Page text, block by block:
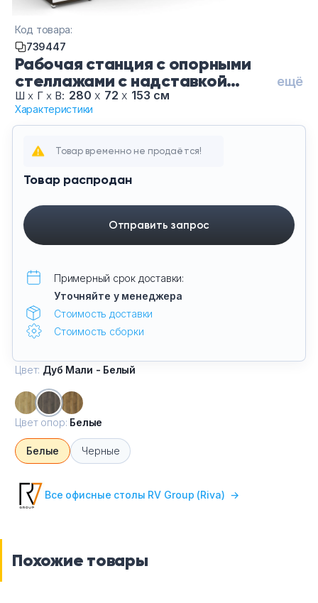
Рабочая станция с опорными
стеллажами с надставкой
высокой CN.ORS-213-Ду Мали
Белый-Бе, цвет Дуб Мали -
Белый, цвет опор Белые
ещё
Шх Г х В: 280 х 72 х 153 см
Характеристики
Код товара:
739447
Товар временно не продаётся!
Товар распродан
Отправить запрос
Примерный срок доставки:
Уточняйте у менеджера
Стоимость доставки
Стоимость сборки
Цвет: Дуб Мали - Белый
Цвет опор: Белые
Белые Черные
Все офисные столы RV Group (Riva) →
Похожие товары
Офисные диваны
Сейфы и металлическая мебель
Обеденная зона
Кашпо